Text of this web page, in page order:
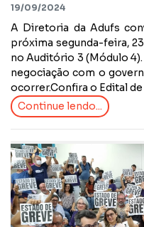
19/09/2024
A Diretoria da Adufs
próxima segunda-feira,
no Auditório 3 (Módulo
negociação com o
ocorrer.Confira o Edital
Continue lendo...